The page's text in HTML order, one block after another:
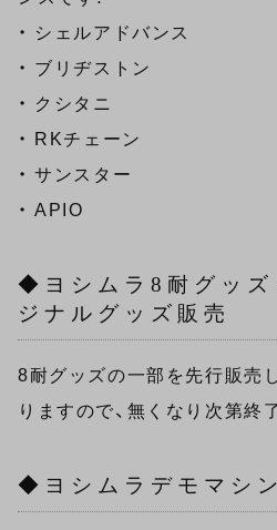
・ シェルアドバンス
・ ブリヂストン
・ クシタニ
・ RKチェーン
・ サンスター
・ APIO
◆ヨシムラ8耐グッズ
ジナルグッズ販売
8耐グッズの一部を先行販売
りますので、無くなり次第終
◆ヨシムラデモマシ